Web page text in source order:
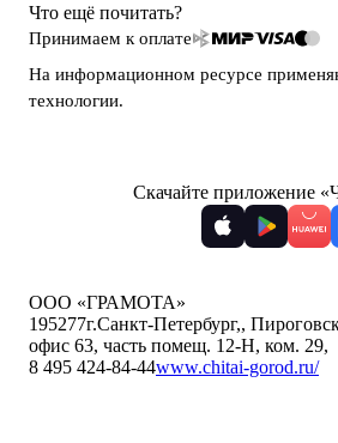
Что ещё почитать?
Принимаем к оплате
На информационном ресурсе
технологии.
Скачайте приложение
ООО «ГРАМОТА»
195277г.Санкт-Петербург,,
офис 63, часть помещ. 12-Н, ком. 29,
8 495 424-84-44www.chitai-gorod.ru/